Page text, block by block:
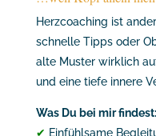
Herzcoaching ist
schnelle Tipps oder
alte Muster wirklich
und eine tiefe innere
Was Du bei mir findest:
✔ Einfühlsame